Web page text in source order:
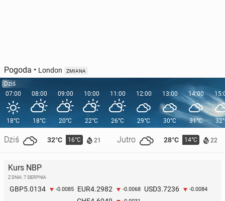
Pogoda • London ZMIANA
Dziś
07:00
18°C
Dziś 32°C 16°C 21 Jutro 28°C 14°C 22
08:00
18°C
09:00
20°C
10:00
22°C
11:00
26°C
12:00
29°C
13:00
30°C
14:00
31°C
Kurs NBP
Z DNIA: 7 SIERPNIA
GBP5.0134 -0.0085 EUR4.2982 -0.0068 USD3.7236 -0.0084